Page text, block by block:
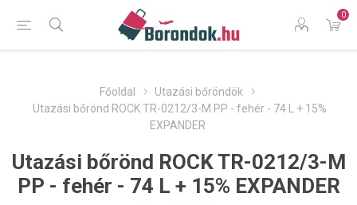
0
Főoldal
Utazási bőröndök
Utazási bőrönd ROCK TR-0212/3-M PP - fehér - 74 L + 15%
EXPANDER
Utazási bőrönd ROCK TR-0212/3-M
PP - fehér - 74 L + 15% EXPANDER